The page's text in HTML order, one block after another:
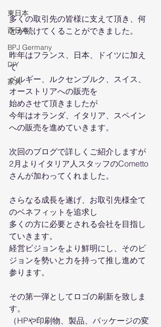
東日本
西日本
BPJ Germany
DIY
家具
多くの取引先の皆様に支えて頂き、何
とか続けてくることができました。
昨年はフランス、日本、ドイツに加え
て
ベルギー、ルクセンブルク、スイス、
オーストリアへの販売を
始めさせて頂きましたが
今年はオランダ、イタリア、スペイン
への販売を進めていきます。
次回のブログで詳しくご紹介しますが
2月よりイタリア人スタッフのCometto
さんが加わってくれました。
さらなる成長を遂げ、お取引先様全て
のベネフィットを追求し
多くの方に必要とされる会社を目指し
ていきます。
経営ビジョンをより鮮明にし、そのビ
ジョンを勢いと力を持って推し進めて
参ります。
その第一弾としてロゴの刷新を致しま
す。
（HPや印刷物、製品、パッケージの変